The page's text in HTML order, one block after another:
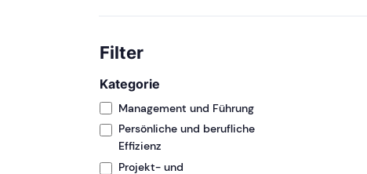
Filter
Kategorie
Management und Führung
Persönliche und berufliche
Effizienz
Projekt- und